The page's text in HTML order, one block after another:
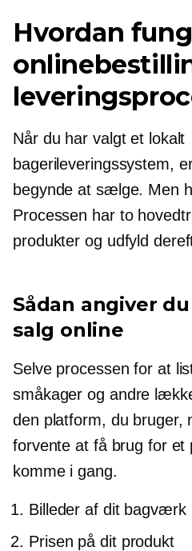
Hvordan
Når du har valgt et lokalt
bagerileveringssystem,
begynde at sælge. Men
Processen har to
produkter og udfyld
Sådan angiver
salg online
Selve processen for at
småkager og andre
den platform, du bruger,
forvente at få brug for et
komme i gang.
Billeder af dit bagværk
Prisen på dit produkt